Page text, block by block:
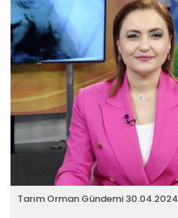
Tarım Orman Gündemi 30.04.2024